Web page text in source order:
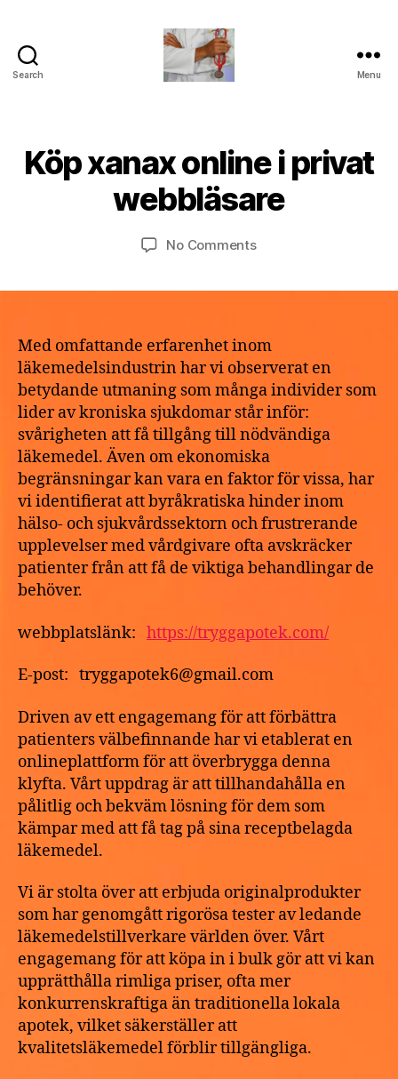
Search Menu
Categories
I
Köp xanax online i privat
webbläsare
B
p
t
M
a
y
2
2
2
No Commentson
privat
webbläsare
Med omfattande erfarenhet inom
läkemedelsindustrin har vi observerat en
betydande utmaning som många individer som
lider av kroniska sjukdomar står inför:
svårigheten att få tillgång till nödvändiga
läkemedel. Även om ekonomiska
begränsningar kan vara en faktor för vissa, har
vi identifierat att byråkratiska hinder inom
hälso- och sjukvårdssektorn och frustrerande
upplevelser med vårdgivare ofta avskräcker
patienter från att få de viktiga behandlingar de
behöver.
webbplatslänk: https://tryggapotek.com/
E-post: tryggapotek6@gmail.com
Driven av ett engagemang för att förbättra
patienters välbefinnande har vi etablerat en
onlineplattform för att överbrygga denna
klyfta. Vårt uppdrag är att tillhandahålla en
pålitlig och bekväm lösning för dem som
kämpar med att få tag på sina receptbelagda
läkemedel.
Vi är stolta över att erbjuda originalprodukter
som har genomgått rigorösa tester av ledande
läkemedelstillverkare världen över. Vårt
engagemang för att köpa in i bulk gör att vi kan
upprätthålla rimliga priser, ofta mer
konkurrenskraftiga än traditionella lokala
apotek, vilket säkerställer att
kvalitetsläkemedel förblir tillgängliga.